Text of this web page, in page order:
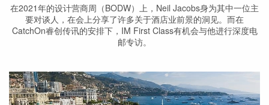
在2021年的设计营商周（BODW）上，Neil Jacobs身为其中一位主
要对谈人，在会上分享了许多关于酒店业前景的洞见。而在
CatchOn睿创传讯的安排下，IM First Class有机会与他进行深度电
邮专访。